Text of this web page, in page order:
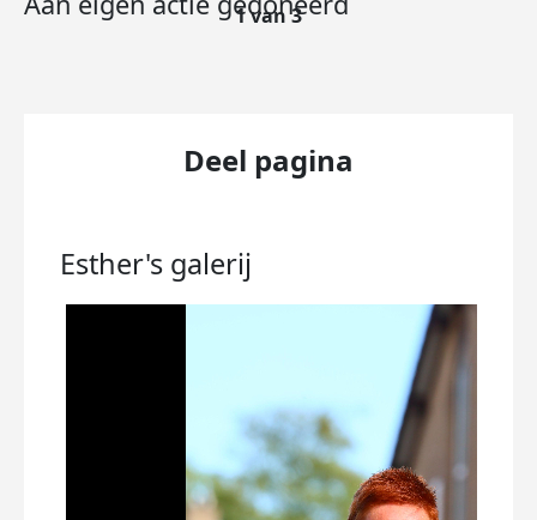
1 van 3
Deel pagina
Esther's galerij